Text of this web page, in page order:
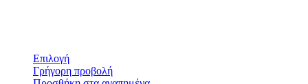
Επιλογή
Γρήγορη προβολή